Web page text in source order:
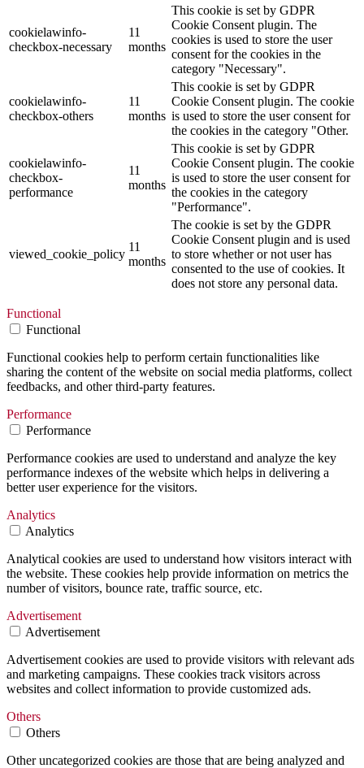
cookielawinfo-
checkbox-necessary
11
months
This cookie is set by GDPR
Cookie Consent plugin. The
cookies is used to store the user
consent for the cookies in the
category "Necessary".
cookielawinfo-
checkbox-others
11
months
This cookie is set by GDPR
Cookie Consent plugin. The cookie
is used to store the user consent for
the cookies in the category "Other.
cookielawinfo-
checkbox-
performance
11
months
This cookie is set by GDPR
Cookie Consent plugin. The cookie
is used to store the user consent for
the cookies in the category
"Performance".
viewed_cookie_policy
11
months
The cookie is set by the GDPR
Cookie Consent plugin and is used
to store whether or not user has
consented to the use of cookies. It
does not store any personal data.
Functional
Functional
Functional cookies help to perform certain functionalities like
sharing the content of the website on social media platforms, collect
feedbacks, and other third-party features.
Performance
Performance
Performance cookies are used to understand and analyze the key
performance indexes of the website which helps in delivering a
better user experience for the visitors.
Analytics
Analytics
Analytical cookies are used to understand how visitors interact with
the website. These cookies help provide information on metrics the
number of visitors, bounce rate, traffic source, etc.
Advertisement
Advertisement
Advertisement cookies are used to provide visitors with relevant ads
and marketing campaigns. These cookies track visitors across
websites and collect information to provide customized ads.
Others
Others
Other uncategorized cookies are those that are being analyzed and